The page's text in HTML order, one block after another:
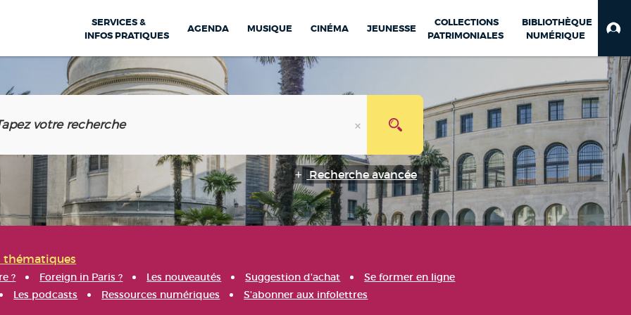
SERVICES &
INFOS PRATIQUES
AGENDA MUSIQUE CINÉMA JEUNESSE
COLLECTIONS
PATRIMONIALES
BIBLIOTHÈQUE
NUMÉRIQUE
Recherche avancée
thématiques
? Foreign in Paris ? Les nouveautés Suggestion d'achat
Se former en ligne
Les podcasts Ressources numériques S'abonner aux infolettres